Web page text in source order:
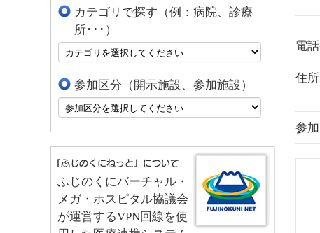
電
住所
参
カテゴリで探す（例：病院、診療
所･･･）
参加区分（開示施設、参加施設）
ふじのくにバーチャル・
メガ・ホスピタル協議会
が運営するVPN回線を使